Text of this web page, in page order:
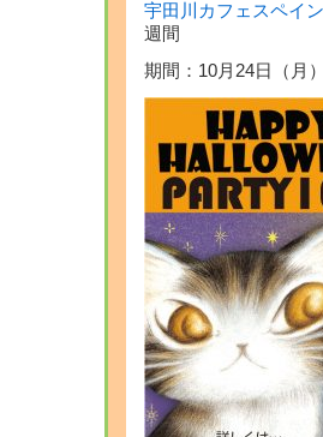
宇田川カフェスペイ
週間
期間：10月24日（月